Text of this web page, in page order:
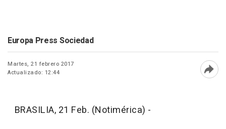
Europa Press Sociedad
Martes, 21 febrero 2017
Actualizado: 12:44
BRASILIA, 21 Feb. (Notimérica) -